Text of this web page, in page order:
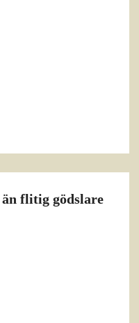
flitig gödslare